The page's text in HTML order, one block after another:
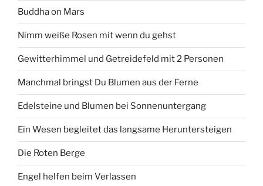
Buddha on Mars
Nimm weiße Rosen mit wenn du gehst
Gewitterhimmel und Getreidefeld mit 2 Personen
Manchmal bringst Du Blumen aus der Ferne
Edelsteine und Blumen bei Sonnenuntergang
Ein Wesen begleitet das langsame Heruntersteigen
Die Roten Berge
Engel helfen beim Verlassen